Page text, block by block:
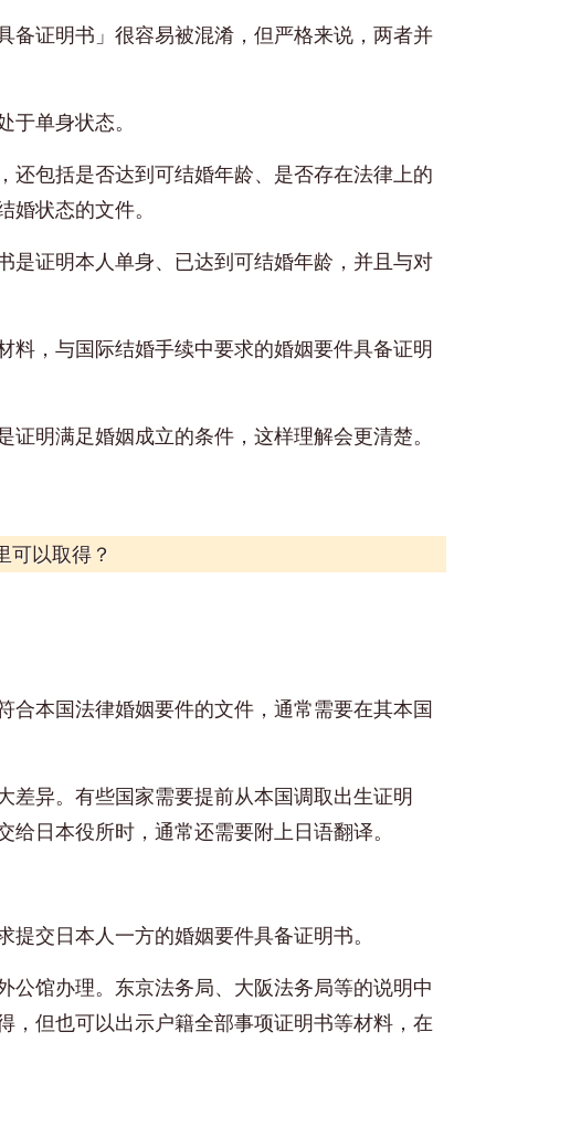
备证明书」很容易被混淆，但严格来说，两者并
单身状态。
还包括是否达到可结婚年龄、是否存在法律上的
状态的文件。
是证明本人单身、已达到可结婚年龄，并且与对
料，与国际结婚手续中要求的婚姻要件具备证明
明满足婚姻成立的条件，这样理解会更清楚。
可以取得？
合本国法律婚姻要件的文件，通常需要在其本国
差异。有些国家需要提前从本国调取出生证明
日本役所时，通常还需要附上日语翻译。
交日本人一方的婚姻要件具备证明书。
公馆办理。东京法务局、大阪法务局等的说明中
，但也可以出示户籍全部事项证明书等材料，在